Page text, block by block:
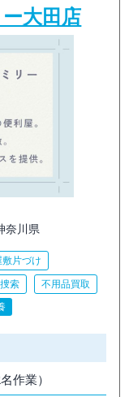
大田店
奈川県
敷片づけ
索
不用品買取
作業）